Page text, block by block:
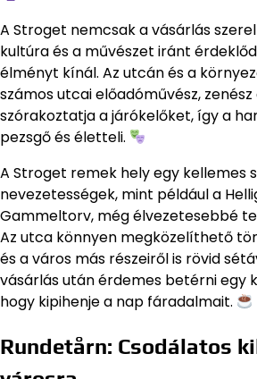
A Stroget nemcsak a vásárlás
kultúra és a művészet iránt
élményt kínál. Az utcán és a
számos utcai előadóművész,
szórakoztatja a járókelőket, így a
pezsgő és életteli.
A Stroget remek hely egy kellemes
nevezetességek, mint például a
Gammeltorv, még élvezetesebbé
Az utca könnyen megközelíthető
és a város más részeiről is rövid
vásárlás után érdemes betérni egy
hogy kipihenje a nap fáradalmait.
Rundetårn: Csodálatos